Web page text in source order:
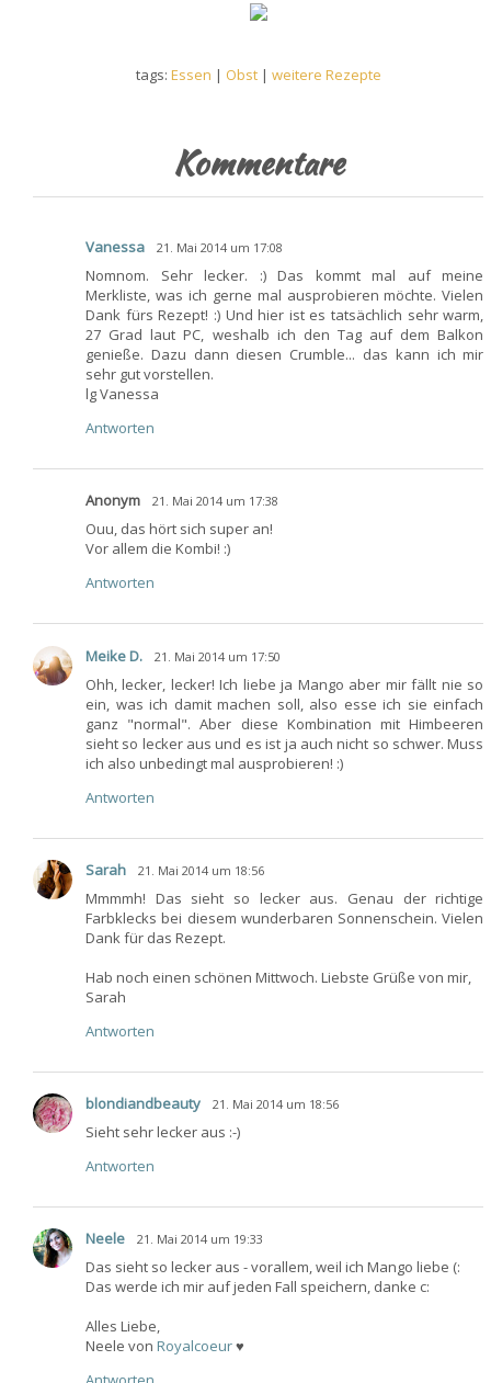
tags: Essen | Obst| weitere Rezepte
Kommentare
Vanessa 21. Mai 2014 um 17:08
Nomnom. Sehr lecker. :) Das kommt mal auf meine
Merkliste, was ich gerne mal ausprobieren möchte. Vielen
Dank fürs Rezept! :) Und hier ist es tatsächlich sehr warm,
27 Grad laut PC, weshalb ich den Tag auf dem Balkon
genieße. Dazu dann diesen Crumble... das kann ich mir
sehr gut vorstellen.
lg Vanessa
Antworten
Anonym 21. Mai 2014 um 17:38
Ouu, das hört sich super an!
Vor allem die Kombi! :)
Antworten
Meike D. 21. Mai 2014 um 17:50
Ohh, lecker, lecker! Ich liebe ja Mango aber mir fällt nie so
ein, was ich damit machen soll, also esse ich sie einfach
ganz "normal". Aber diese Kombination mit Himbeeren
sieht so lecker aus und es ist ja auch nicht so schwer. Muss
ich also unbedingt mal ausprobieren! :)
Antworten
Sarah 21. Mai 2014 um 18:56
Mmmmh! Das sieht so lecker aus. Genau der richtige
Farbklecks bei diesem wunderbaren Sonnenschein. Vielen
Dank für das Rezept.
Hab noch einen schönen Mittwoch. Liebste Grüße von mir,
Sarah
Antworten
blondiandbeauty 21. Mai 2014 um 18:56
Sieht sehr lecker aus :-)
Antworten
Neele 21. Mai 2014 um 19:33
Das sieht so lecker aus - vorallem, weil ich Mango liebe (:
Das werde ich mir auf jeden Fall speichern, danke c:
Alles Liebe,
Neele von Royalcoeur♥